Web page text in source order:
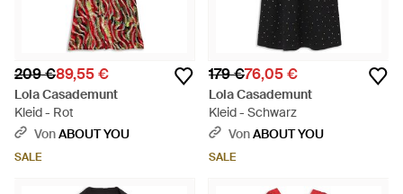
209 €89,55 €
Lola Casademunt
Kleid - Rot
VonABOUT YOU
SALE
179 €76,05 €
Lola Casademunt
Kleid - Schwarz
VonABOUT YOU
SALE